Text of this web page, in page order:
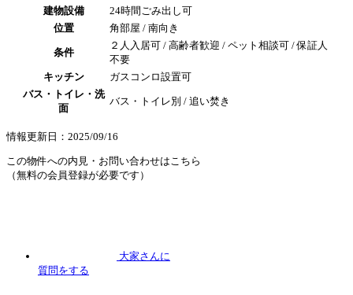
建物設備
24時間ごみ出し可
位置
角部屋 / 南向き
条件
２人入居可 / 高齢者歓迎 / ペット相談可 / 保証人
不要
キッチン
ガスコンロ設置可
バス・トイレ・洗
面
バス・トイレ別 / 追い焚き
情報更新日：2025/09/16
この物件への内見・お問い合わせはこちら
（無料の会員登録が必要です）
大家さんに
質問をする